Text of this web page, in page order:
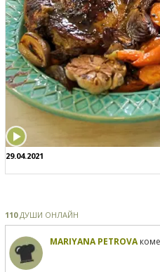
29.04.2021
110ДУШИ ОНЛАЙН
MARIYANA PETROVA